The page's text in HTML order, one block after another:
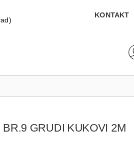
KONTAKT
GRUDI KUKOVI 2M